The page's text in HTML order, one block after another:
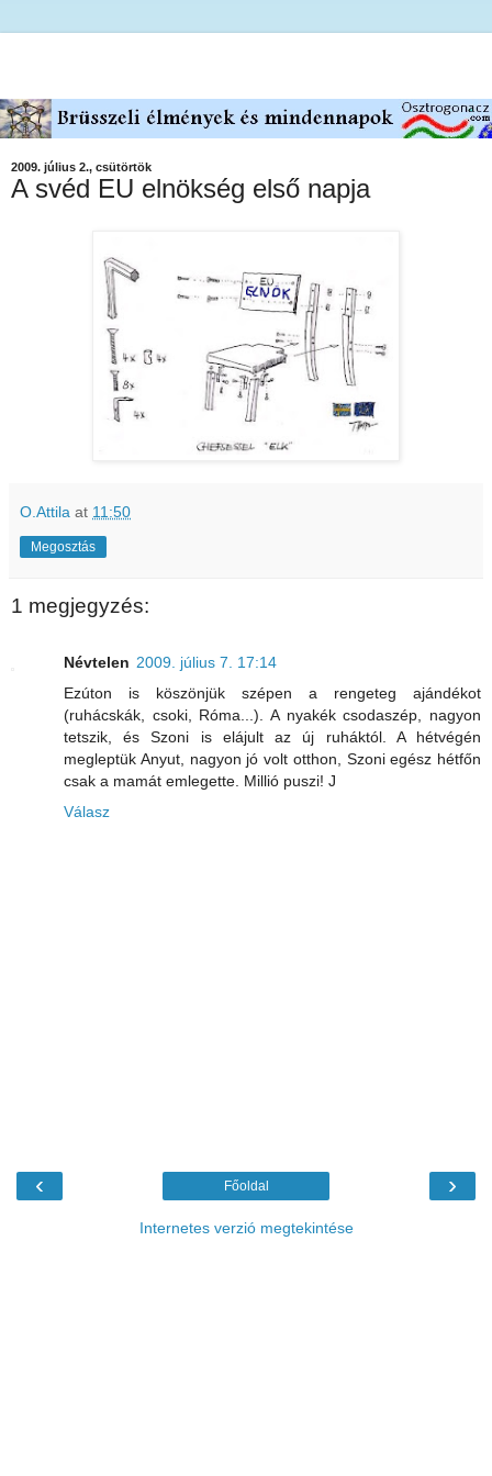
2009. július 2., csütörtök
A svéd EU elnökség első napja
O.Attila at 11:50
Megosztás
1 megjegyzés:
Névtelen 2009. július 7. 17:14
Ezúton is köszönjük szépen a rengeteg ajándékot
(ruhácskák, csoki, Róma...). A nyakék csodaszép, nagyon
tetszik, és Szoni is elájult az új ruháktól. A hétvégén
megleptük Anyut, nagyon jó volt otthon, Szoni egész hétfőn
csak a mamát emlegette. Millió puszi! J
Válasz
‹ ›
Főoldal
Internetes verzió megtekintése